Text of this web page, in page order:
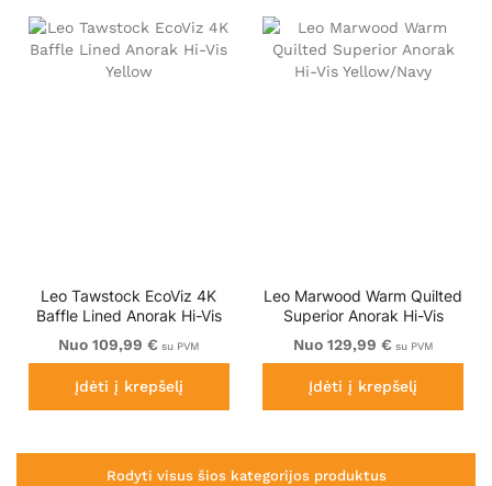
Leo Tawstock EcoViz 4K
Baffle Lined Anorak Hi-Vis
Yellow
Nuo 109,99 € su PVM
Įdėti į krepšelį
Leo Marwood Warm Quilted
Superior Anorak Hi-Vis
Yellow/Navy
Nuo 129,99 € su PVM
Įdėti į krepšelį
Rodyti visus šios kategorijos produktus